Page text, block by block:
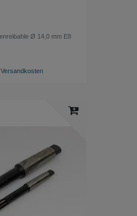
Ø 14,0 mm E8
Versandkosten